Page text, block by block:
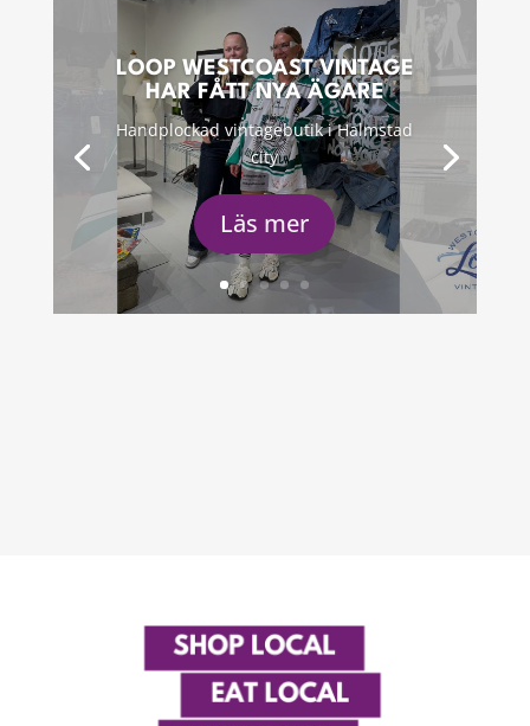
LOOP WESTCOAST VINTAGE
HAR FÅTT NYA ÄGARE
Handplockad vintagebutik i Halmstad
city
Läs mer